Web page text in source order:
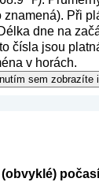
znamená). Při
dne na
čísla jsou
v horách.
sem